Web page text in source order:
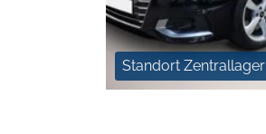
Standort Zentrallager